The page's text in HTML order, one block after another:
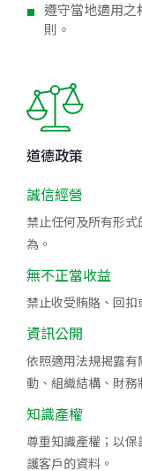
遵守當地適用
則。
道德政策
誠信經營
禁止任何及所有形
為。
無不正當收益
禁止收受賄賂、回扣
資訊公開
依照適用法規揭露
動、組織結構、財務
知識產權
尊重知識產權；以
護客戶的資料。